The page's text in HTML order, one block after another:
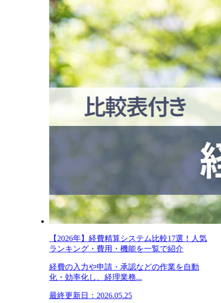
【2026年】経費精算システム比較17選！人気
ランキング・費用・機能を一覧で紹介
経費の入力や申請・承認などの作業を自動
化・効率化し、経理業務...
最終更新日：2026.05.25